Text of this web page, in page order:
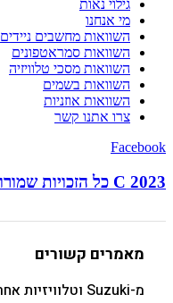
גילוי נאות
מי אנחנו
השוואות מחשבים ניידים
השוואות סמראטפונים
השוואות מסכי טלוויזיה
השוואות בשמים
השוואות אוזניות
צרו אתנו קשר
Facebook
C 2023 כל הזכויות שמורות לחברת בוסט מדיה
מאמרים קשורים
מ-Suzuki וטלוויזיות אחרים: